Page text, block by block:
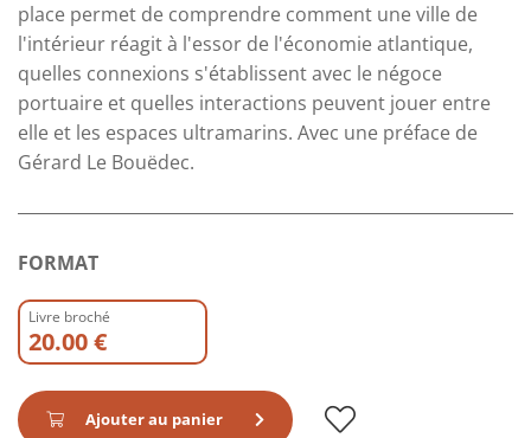
place permet de comprendre comment une ville de
l'intérieur réagit à l'essor de l'économie atlantique,
quelles connexions s'établissent avec le négoce
portuaire et quelles interactions peuvent jouer entre
elle et les espaces ultramarins. Avec une préface de
Gérard Le Bouëdec.
FORMAT
Livre broché
20.00 €
Ajouter au panier